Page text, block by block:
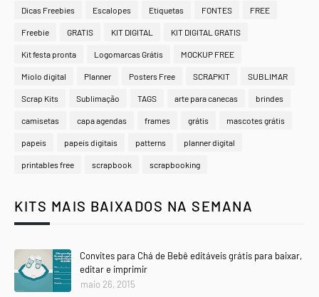
Dicas Freebies Escalopes Etiquetas FONTES FREE
Freebie GRATIS KIT DIGITAL KIT DIGITAL GRATIS
Kit festa pronta Logomarcas Grátis MOCKUP FREE
Miolo digital Planner Posters Free SCRAPKIT SUBLIMAR
Scrap Kits Sublimação TAGS arte para canecas brindes
camisetas capa agendas frames grátis mascotes grátis
papeis papeis digitais patterns planner digital
printables free scrapbook scrapbooking
KITS MAIS BAIXADOS NA SEMANA
Convites para Chá de Bebê editáveis grátis para baixar,
editar e imprimir
maio 26, 2015